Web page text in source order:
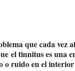
que cada vez
el tinnitus es una
o ruido en el